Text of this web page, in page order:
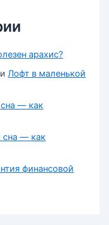
арахис?
Лофт в маленькой
— как
сна — как
финансовой